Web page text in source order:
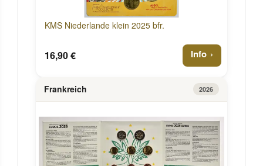
KMS Niederlande klein 2025 bfr.
16,90 € Info
Frankreich 2026